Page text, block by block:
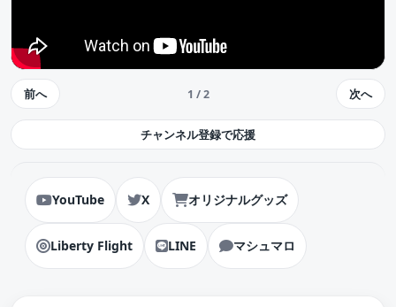
前へ 1 / 2 次へ
チャンネル登録で応援
YouTube X オリジナルグッズ
Liberty Flight LINE マシュマロ